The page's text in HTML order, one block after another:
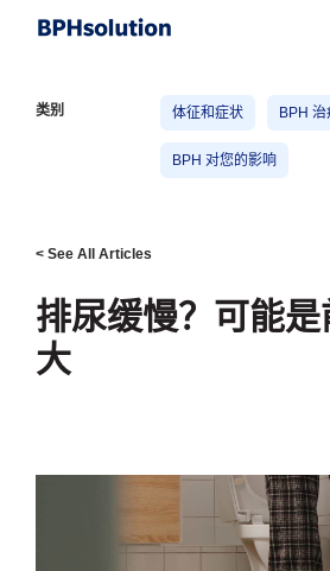
类别 体征和症状 BPH
BPH 对您的影响
< See All Articles
排尿缓慢？可能
大